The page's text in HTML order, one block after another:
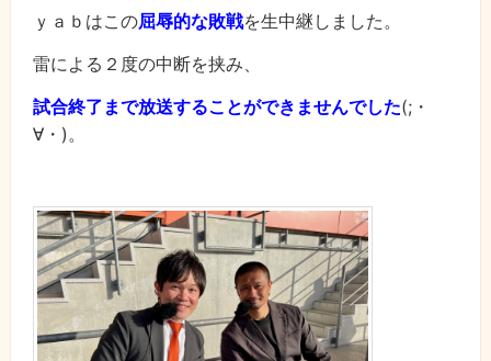
ｙａｂはこの屈辱的な敗戦を生中継しました。
雷による２度の中断を挟み、
試合終了まで放送することができませんでした(;・
∀・)。